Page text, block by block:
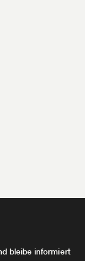
bleibe informiert